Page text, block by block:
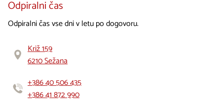
Odpiralni čas
Odpiralni čas vse dni v letu po dogovoru.
Križ 159
6210 Sežana
+386 40 506 435
+386 41 872 990